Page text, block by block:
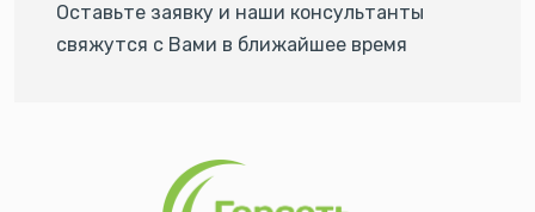
Оставьте заявку и наши консультанты
свяжутся с Вами в ближайшее время